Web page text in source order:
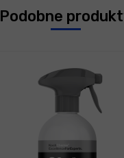
Podobne